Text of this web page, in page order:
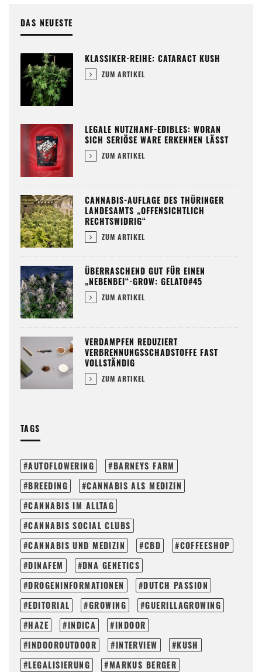
DAS NEUESTE
KLASSIKER-REIHE: CATARACT KUSH
ZUM ARTIKEL
LEGALE NUTZHANF-EDIBLES: WORAN
SICH SERIÖSE WARE ERKENNEN LÄSST
ZUM ARTIKEL
CANNABIS-AUFLAGE DES THÜRINGER
LANDESAMTS „OFFENSICHTLICH
RECHTSWIDRIG“
ZUM ARTIKEL
ÜBERRASCHEND GUT FÜR EINEN
„NEBENBEI“-GROW: GELATO#45
ZUM ARTIKEL
VERDAMPFEN REDUZIERT
VERBRENNUNGSSCHADSTOFFE FAST
VOLLSTÄNDIG
ZUM ARTIKEL
TAGS
AUTOFLOWERING
BARNEYS FARM
BREEDING
CANNABIS ALS MEDIZIN
CANNABIS IM ALLTAG
CANNABIS SOCIAL CLUBS
CANNABIS UND MEDIZIN
CBD
COFFEESHOP
DINAFEM
DNA GENETICS
DROGENINFORMATIONEN
DUTCH PASSION
EDITORIAL
GROWING
GUERILLAGROWING
HAZE
INDICA
INDOOR
INDOOROUTDOOR
INTERVIEW
KUSH
LEGALISIERUNG
MARKUS BERGER